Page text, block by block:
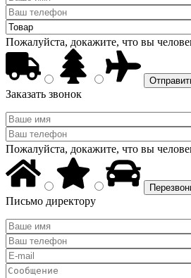
Пожалуйста, докажите, что вы
Заказать звонок
Пожалуйста, докажите, что вы
Письмо директору